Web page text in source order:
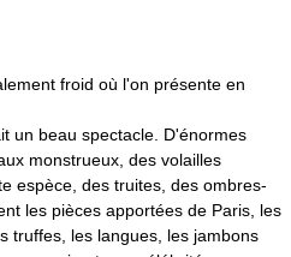
froid où l'on présente en
un beau spectacle. D'énormes
monstrueux, des volailles
espèce, des truites, des ombres-
les pièces apportées de Paris, les
truffes, les langues, les jambons